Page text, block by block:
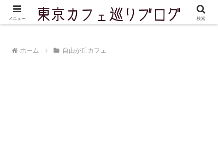
東京を中心に実際に訪問したカフェをご紹介しています
ホーム 自由が丘カフェ
メニュー 検索